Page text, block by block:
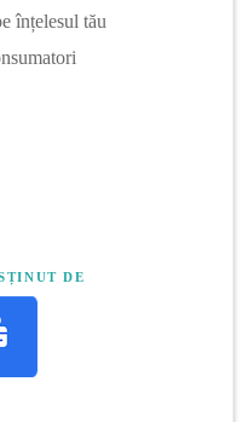
înțelesul tău
DE